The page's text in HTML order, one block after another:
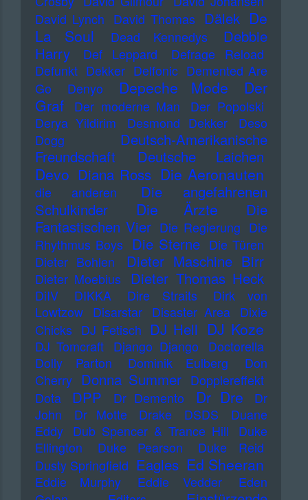
David Lynch David Thomas Dälek De
La Soul
Dead Kennedys
Debbie
Harry
Def Leppard
Defrage Reload
Defunkt Dekker Delfonic Demented Are
Go
Denyo Depeche Mode
Der
Graf
Der moderne Man
Der Popolski
Derya Yildirim
Desmond Dekker
Deso
Dogg
Deutsch-Amerikanische
Freundschaft
Deutsche Laichen
Devo Diana Ross Die Aeronauten
die anderen
Die angefahrenen
Schulkinder
Die Ärzte
Die
Fantastischen Vier Die Regierung Die
Rhythmus Boys Die Sterne Die Türen
Dieter Bohlen
Dieter Maschine Birr
Dieter Moebius Dieter Thomas Heck
DiIV DIKKA Dire Straits
Dirk von
Lowtzow
Disarstar Disaster Area
Dixie
Chicks DJ Fetisch DJ Hell DJ Koze
DJ Tomcraft Django Django
Doctorella
Dolly Parton
Dominik Eulberg
Don
Cherry Donna Summer Dopplereffekt
Dota
DPP Dr Demento Dr Dre
Dr
John
Dr Motte Drake DSDS
Duane
Eddy
Dub Spencer & Trance Hill
Duke
Ellington
Duke Pearson
Duke Reid
Dusty Springfield Eagles Ed Sheeran
Eddie Murphy Eddie Vedder
Eden